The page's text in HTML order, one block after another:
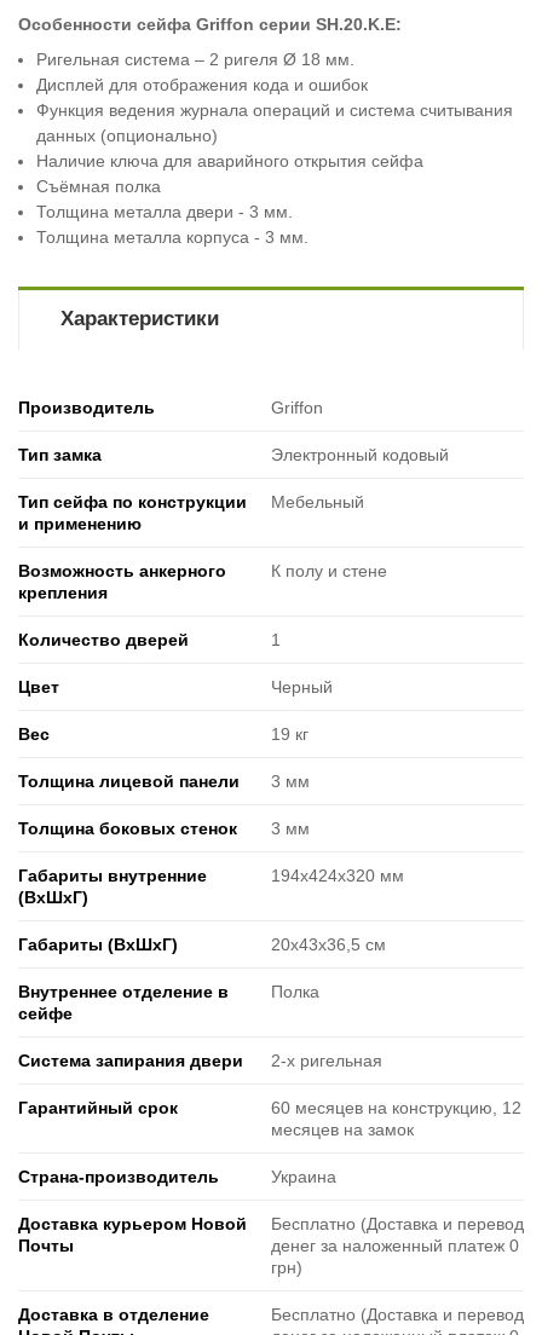
Особенности сейфа Griffon серии SH.20.K.E:
Ригельная система – 2 ригеля Ø 18 мм.
Дисплей для отображения кода и ошибок
Функция ведения журнала операций и система считывания
данных (опционально)
Наличие ключа для аварийного открытия сейфа
Съёмная полка
Толщина металла двери - 3 мм.
Толщина металла корпуса - 3 мм.
Характеристики
Производитель Griffon
Тип замка Электронный кодовый
Тип сейфа по конструкции
и применению
Мебельный
Возможность анкерного
крепления
К полу и стене
Количество дверей 1
Цвет Черный
Вес 19 кг
Толщина лицевой панели 3 мм
Толщина боковых стенок 3 мм
Габариты внутренние
(ВxШxГ)
194х424х320 мм
Габариты (ВxШxГ) 20х43х36,5 см
Внутреннее отделение в
сейфе
Полка
Система запирания двери 2-х ригельная
Гарантийный срок
60 месяцев на конструкцию, 12
месяцев на замок
Страна-производитель Украина
Доставка курьером Новой
Почты
Бесплатно (Доставка и перевод
денег за наложенный платеж 0
грн)
Доставка в отделение
Бесплатно (Доставка и перевод